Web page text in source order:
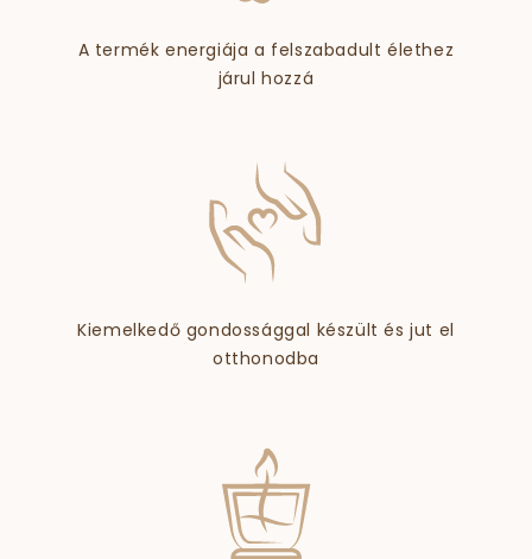
A termék energiája a felszabadult élethez
járul hozzá
Kiemelkedő gondossággal készült és jut el
otthonodba